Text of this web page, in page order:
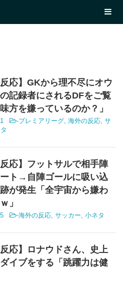
反応】GKから理不尽にオウ
記録者にされるDFをご覧
方を嫌っているのか？」
-プレミアリーグ, 海外の反応, サ
反応】フットサルで相手陣
ト→自陣ゴールに吸い込
が発生「全宇宙から嫌わ
」
-海外の反応, サッカー, 小ネタ
反応】ロナウドさん、史上
イブをする「跳躍力は健